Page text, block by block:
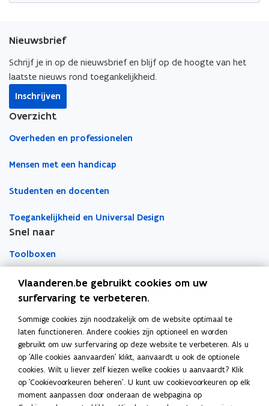
Nieuwsbrief
Schrijf je in op de nieuwsbrief en blijf op de hoogte van het
laatste nieuws rond toegankelijkheid.
Inschrijven
Overzicht
Overheden en professionelen
Mensen met een handicap
Studenten en docenten
Toegankelijkheid en Universal Design
Snel naar
Toolboxen
Word vrijwilliger
Agenda toegankelijke evenementen
Over Inter
Contacteer ons
Nieuws
Vacatures
Vlaanderen.be gebruikt cookies om uw
surfervaring te verbeteren.
Sommige cookies zijn noodzakelijk om de website optimaal te
laten functioneren. Andere cookies zijn optioneel en worden
gebruikt om uw surfervaring op deze website te verbeteren. Als u
op 'Alle cookies aanvaarden' klikt, aanvaardt u ook de optionele
cookies. Wilt u liever zelf kiezen welke cookies u aanvaardt? Klik
op 'Cookievoorkeuren beheren'. U kunt uw cookievoorkeuren op elk
moment aanpassen door onderaan de webpagina op